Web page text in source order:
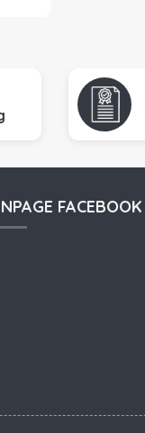
FACEBOOK